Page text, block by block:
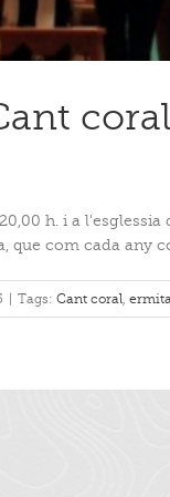
h. i a
que com cada any
Tags: Cant coral,